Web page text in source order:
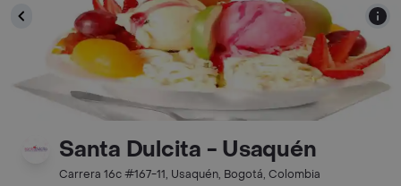
Santa Dulcita - Usaquén
Carrera 16c #167-11, Usaquén, Bogotá, Colombia